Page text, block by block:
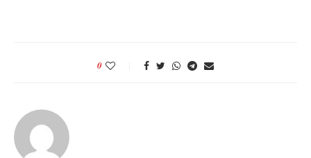
0